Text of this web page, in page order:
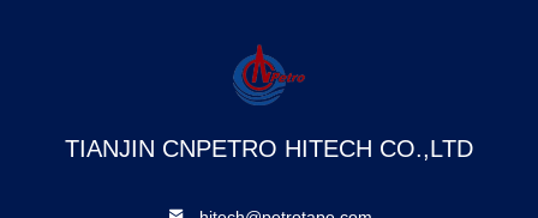
TIANJIN CNPETRO HITECH CO.,LTD